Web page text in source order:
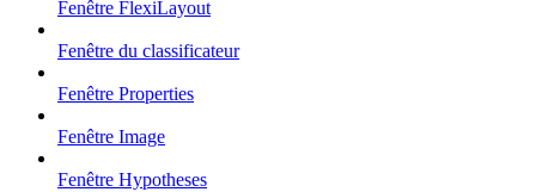
Fenêtre FlexiLayout
Fenêtre du classificateur
Fenêtre Properties
Fenêtre Image
Fenêtre Hypotheses